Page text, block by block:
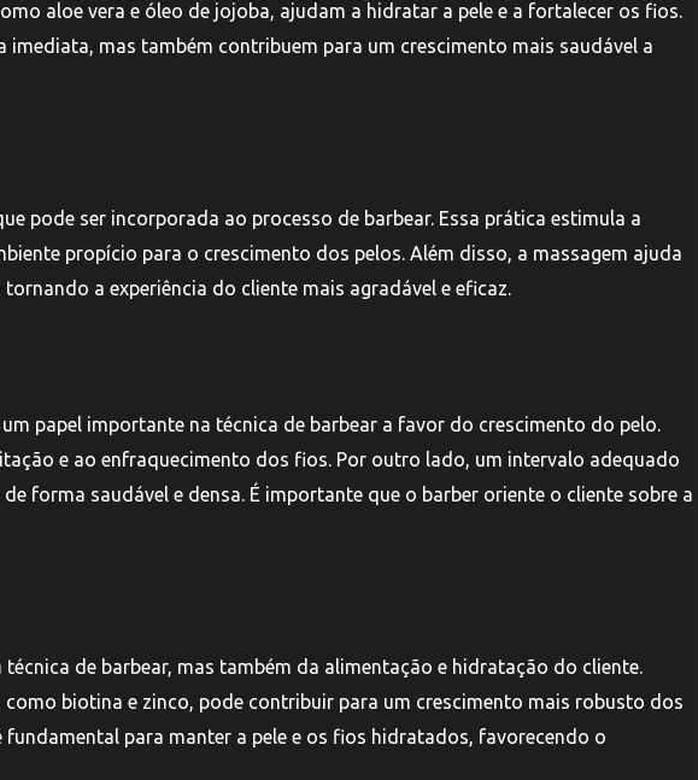
aloe vera e óleo de jojoba, ajudam a hidratar a pele e a fortalecer os fios.
imediata, mas também contribuem para um crescimento mais saudável a
pode ser incorporada ao processo de barbear. Essa prática estimula a
propício para o crescimento dos pelos. Além disso, a massagem ajuda
a experiência do cliente mais agradável e eficaz.
papel importante na técnica de barbear a favor do crescimento do pelo.
e ao enfraquecimento dos fios. Por outro lado, um intervalo adequado
forma saudável e densa. É importante que o barber oriente o cliente sobre a
de barbear, mas também da alimentação e hidratação do cliente.
biotina e zinco, pode contribuir para um crescimento mais robusto dos
para manter a pele e os fios hidratados, favorecendo o